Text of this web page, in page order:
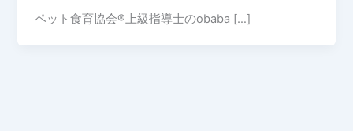
ペット食育協会®︎上級指導士のobaba […]